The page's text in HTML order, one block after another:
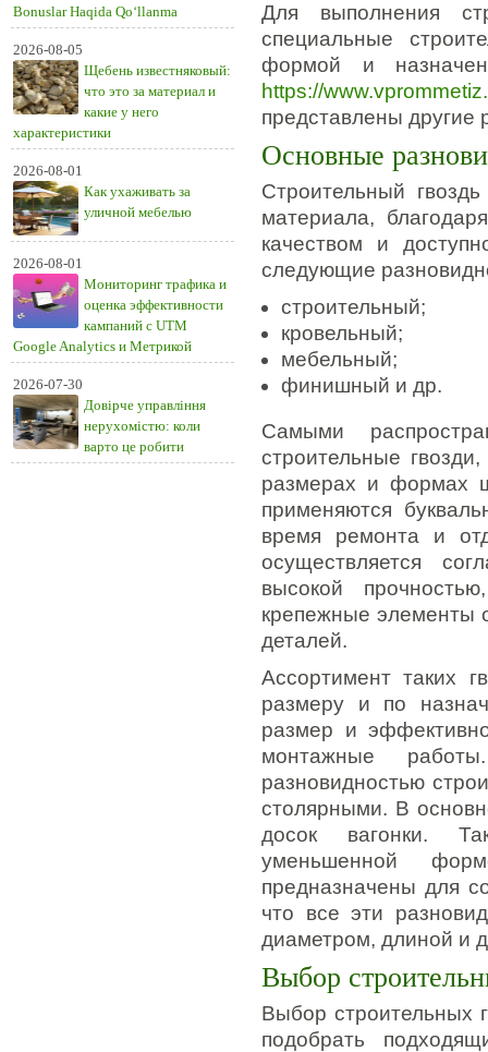
Bonuslar Haqida Qo‘llanma
2026-08-05
Щебень известняковый:
что это за материал и
какие у него
характеристики
2026-08-01
Как ухаживать за
уличной мебелью
2026-08-01
Мониторинг трафика и
оценка эффективности
кампаний с UTM
Google Analytics и Метрикой
2026-07-30
Довірче управління
нерухомістю: коли
варто це робити
Для выполнения
специальные
формой и
https://
представлены другие
Основные
Строительный
материала,
качеством и
следующие
строительный;
кровельный;
мебельный;
финишный и др.
Самыми
строительные
размерах и формах
применяются
время ремонта и
осуществляется
высокой
крепежные элементы
деталей.
Ассортимент таких
размеру и по
размер и
монтажные
разновидностью
столярными. В
досок вагонки.
уменьшенной
предназначены для
что все эти
диаметром, длиной и
Выбор
Выбор строительных
подобрать